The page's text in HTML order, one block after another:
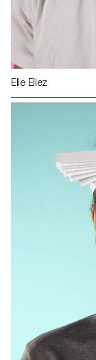
Elie Eliez